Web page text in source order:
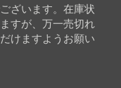
ざいます。在庫状
すが、万一売切れ
けますようお願い